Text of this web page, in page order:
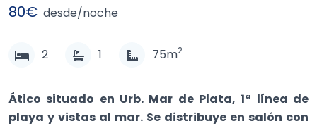
2 1 75m2
Ático situado en Urb. Mar de Plata, 1ª línea de
playa y vistas al mar. Se distribuye en salón con
80€ desde/noche